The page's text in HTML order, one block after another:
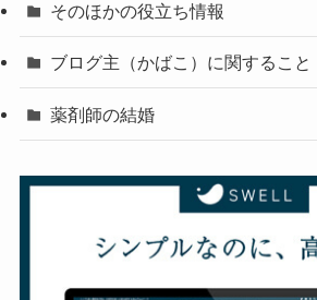
そのほかの役立ち情報
ブログ主（かばこ）に関すること
薬剤師の結婚